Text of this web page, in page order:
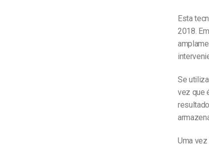
Esta
2018.
Se
vez que
Uma